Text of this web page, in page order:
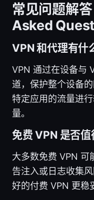
常见问题解
Asked
VPN 和代理有什
VPN 通过在设备与
道，保护整个设备
特定应用的流量进
量。
免费 VPN 是否值
大多数免费 VPN 可
告注入或日志收集
好的付费 VPN 更稳